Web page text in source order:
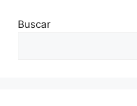
Buscar